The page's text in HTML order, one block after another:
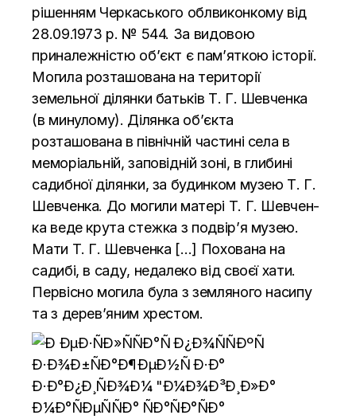
рiшенням Черкаського облвиконкому вiд
28.09.1973 р. № 544. За видовою
приналежнiстю об’єкт є пам’яткою iсторiї.
Могила розташована на територiї
земельної дiлянки батькiв Т. Г. Шевченка
(в минулому). Дiлянка об’єкта
розташована в пiвнiчнiй частинi села в
меморiальнiй, заповiднiй зонi, в глибинi
садибної дiлянки, за будинком музею Т. Г.
Шевченка. До могили матерi Т. Г. Шевчен­
ка веде крута стежка з подвiр’я музею.
Мати Т. Г. Шевченка […] Похована на
садибi, в саду, недалеко вiд своєї хати.
Первiсно могила була з земляного насипу
та з дерев’яним хрестом.